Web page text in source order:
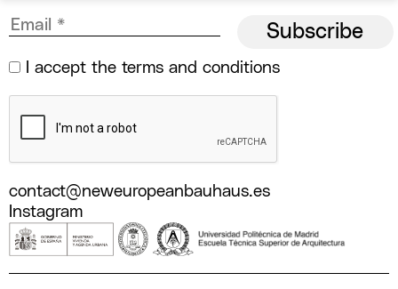
I accept the terms and conditions
contact@neweuropeanbauhaus.es
Instagram